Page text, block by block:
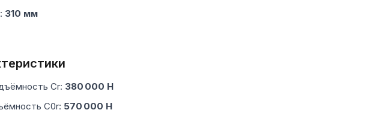
310 мм
Cr: 380 000 Н
C0r: 570 000 Н